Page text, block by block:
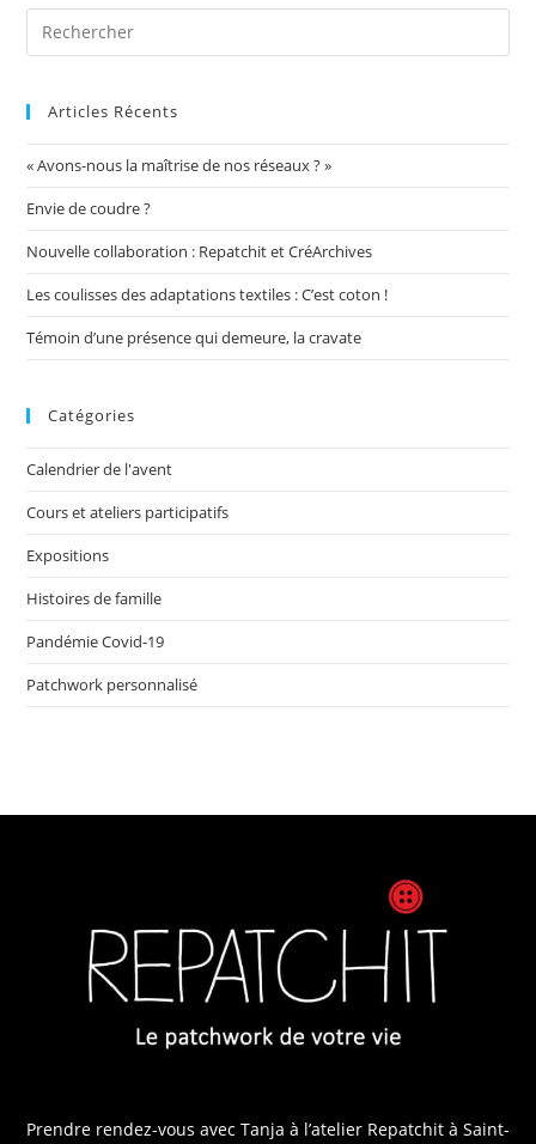
Articles Récents
« Avons-nous la maîtrise de nos réseaux ? »
Envie de coudre ?
Nouvelle collaboration : Repatchit et CréArchives
Les coulisses des adaptations textiles : C’est coton !
Témoin d’une présence qui demeure, la cravate
Catégories
Calendrier de l'avent
Cours et ateliers participatifs
Expositions
Histoires de famille
Pandémie Covid-19
Patchwork personnalisé
Prendre rendez-vous avec Tanja à l’atelier Repatchit à Saint-